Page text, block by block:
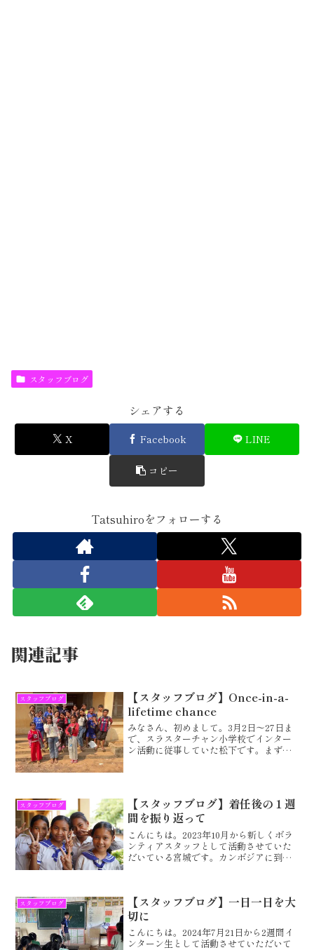
スタッフブログ
シェアする
X Facebook LINE
コピー
Tatsuhiroをフォローする
関連記事
スタッフブログ
【スタッフブログ】Once-in-a-
lifetime chance
みなさん、初めまして。3月2日〜27日ま
で、スラスターチャン小学校でインター
ン活動に従事していた松下です。まず
スタッフブログ
【スタッフブログ】着任後の１週
間を振り返って
こんにちは。2023年10月から新しくボラ
ンティアスタッフとして活動させていた
だいている宮城です。カンボジアに到着
せていただきまし...
スタッフブログ
【スタッフブログ】一日一日を大
切に
こんにちは。2024年7月21日から2週間イ
ンターン生として活動させていただいて